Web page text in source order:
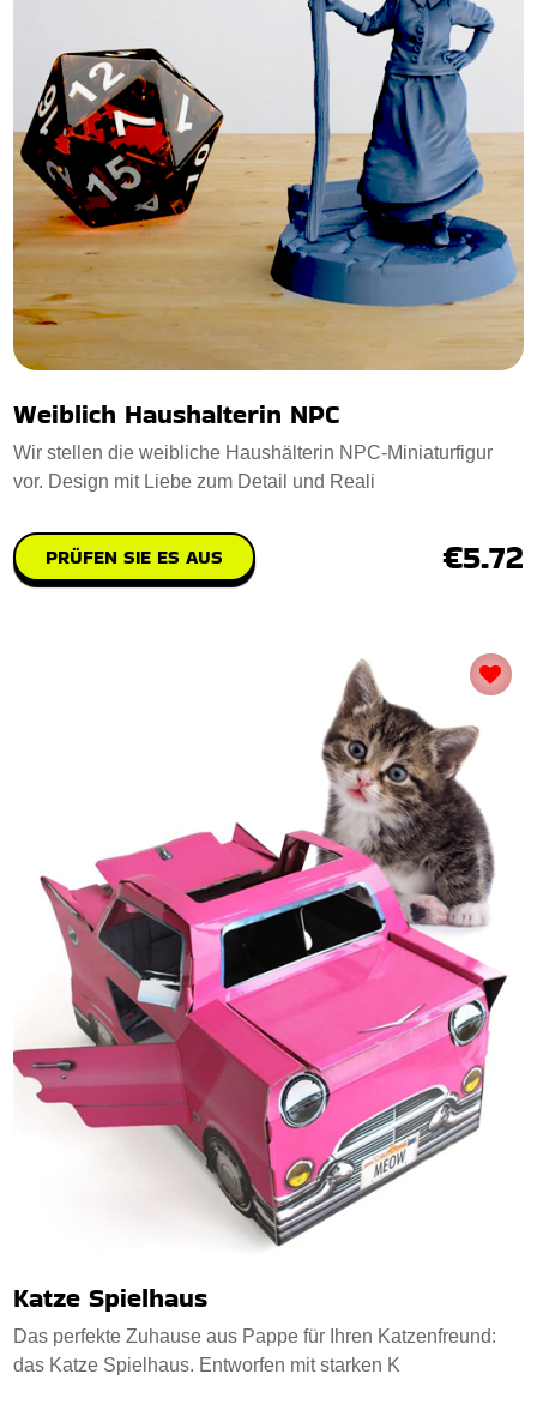
Weiblich Haushalterin NPC
Wir stellen die weibliche Haushälterin NPC-Miniaturfigur
vor. Design mit Liebe zum Detail und Reali
PRÜFEN SIE ES AUS €5.72
Katze Spielhaus
Das perfekte Zuhause aus Pappe für Ihren Katzenfreund:
das Katze Spielhaus. Entworfen mit starken K